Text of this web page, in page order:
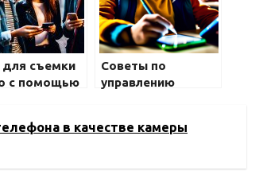
съемки
с помощью
Советы по
управлению
приложения на
в качестве камеры